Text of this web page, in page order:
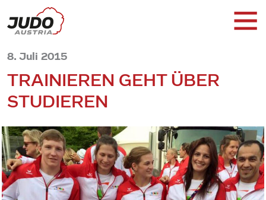
8. Juli 2015
TRAINIEREN GEHT ÜBER
STUDIEREN